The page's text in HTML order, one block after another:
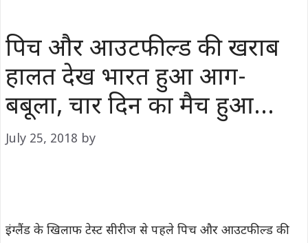
पिच और आउटफील्ड की खराब
हालत देख भारत हुआ आग-
बबूला, चार दिन का मैच हुआ…
July 25, 2018 by
इंग्लैंड के खिलाफ टेस्ट सीरीज से पहले पिच और आउटफील्ड की